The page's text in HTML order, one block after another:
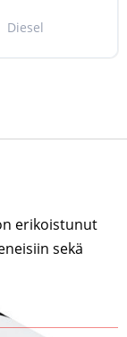
Diesel
erikoistunut
sekä